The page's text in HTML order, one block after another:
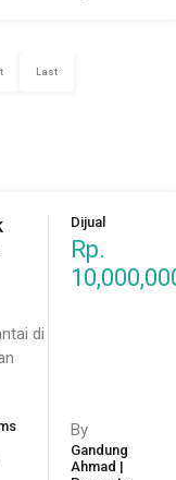
Last
di
Dijual
Rp.
By
Gandung
Ahmad |